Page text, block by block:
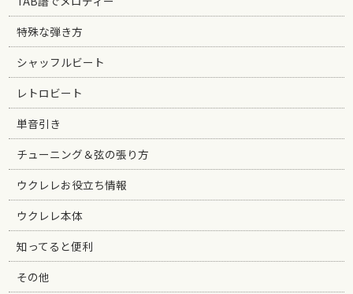
特殊な弾き方
シャッフルビート
レトロビート
単音引き
チューニング＆弦の張り方
ウクレレお役立ち情報
ウクレレ本体
知ってると便利
その他